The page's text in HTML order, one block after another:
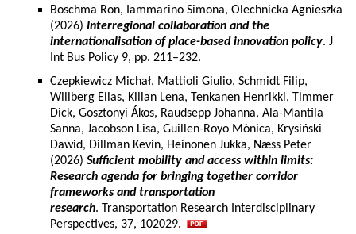
Boschma Ron, Iammarino Simona, Olechnicka Agnieszka
(2026) Interregional collaboration and the
internationalisation of place-based innovation policy. J
Int Bus Policy 9, pp. 211–232.
Czepkiewicz Michał, Mattioli Giulio, Schmidt Filip,
Willberg Elias, Kilian Lena, Tenkanen Henrikki, Timmer
Dick, Gosztonyi Ákos, Raudsepp Johanna, Ala-Mantila
Sanna, Jacobson Lisa, Guillen-Royo Mònica, Krysiński
Dawid, Dillman Kevin, Heinonen Jukka, Næss Peter
(2026) Sufficient mobility and access within limits:
Research agenda for bringing together corridor
frameworks and transportation
research. Transportation Research Interdisciplinary
Perspectives, 37, 102029.